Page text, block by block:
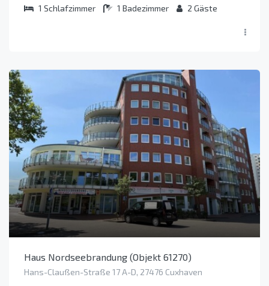
1 Schlafzimmer 1 Badezimmer 2 Gäste
Haus Nordseebrandung (Objekt 61270)
Hans-Claußen-Straße 17 A-D, 27476 Cuxhaven